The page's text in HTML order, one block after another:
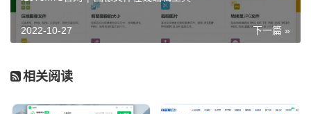
下一篇 »
2022-10-27
相关阅读